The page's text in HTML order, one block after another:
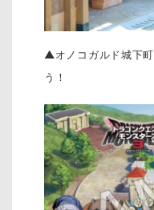
▲オノコガルド城下
う！